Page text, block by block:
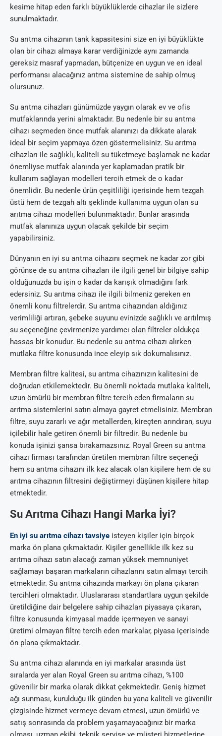
kesime hitap eden farklı büyüklüklerde cihazlar ile sizlere
sunulmaktadır.
Su arıtma cihazının tank kapasitesini size en iyi büyüklükte
olan bir cihazı almaya karar verdiğinizde aynı zamanda
gereksiz masraf yapmadan, bütçenize en uygun ve en ideal
performansı alacağınız arıtma sistemine de sahip olmuş
olursunuz.
Su arıtma cihazları günümüzde yaygın olarak ev ve ofis
mutfaklarında yerini almaktadır. Bu nedenle bir su arıtma
cihazı seçmeden önce mutfak alanınızı da dikkate alarak
ideal bir seçim yapmaya özen göstermelisiniz. Su arıtma
cihazları ile sağlıklı, kaliteli su tüketmeye başlamak ne kadar
önemliyse mutfak alanında yer kaplamadan pratik bir
kullanım sağlayan modelleri tercih etmek de o kadar
önemlidir. Bu nedenle ürün çeşitliliği içerisinde hem tezgah
üstü hem de tezgah altı şeklinde kullanıma uygun olan su
arıtma cihazı modelleri bulunmaktadır. Bunlar arasında
mutfak alanınıza uygun olacak şekilde bir seçim
yapabilirsiniz.
Dünyanın en iyi su arıtma cihazını seçmek ne kadar zor gibi
görünse de su arıtma cihazları ile ilgili genel bir bilgiye sahip
olduğunuzda bu işin o kadar da karışık olmadığını fark
edersiniz. Su arıtma cihazı ile ilgili bilmeniz gereken en
önemli konu filtrelerdir. Su arıtma cihazından aldığınız
verimliliği artıran, şebeke suyunu evinizde sağlıklı ve arıtılmış
su seçeneğine çevirmenize yardımcı olan filtreler oldukça
hassas bir konudur. Bu nedenle su arıtma cihazı alırken
mutlaka filtre konusunda ince eleyip sık dokumalısınız.
Membran filtre kalitesi, su arıtma cihazınızın kalitesini de
doğrudan etkilemektedir. Bu önemli noktada mutlaka kaliteli,
uzun ömürlü bir membran filtre tercih eden firmaların su
arıtma sistemlerini satın almaya gayret etmelisiniz. Membran
filtre, suyu zararlı ve ağır metallerden, kireçten arındıran, suyu
içilebilir hale getiren önemli bir filtredir. Bu nedenle bu
konuda işinizi şansa bırakamazsınız. Royal Green su arıtma
cihazı firması tarafından üretilen membran filtre seçeneği
hem su arıtma cihazını ilk kez alacak olan kişilere hem de su
arıtma cihazının filtresini değiştirmeyi düşünen kişilere hitap
etmektedir.
Su Arıtma Cihazı Hangi Marka İyi?
En iyi su arıtma cihazı tavsiye isteyen kişiler için birçok
marka ön plana çıkmaktadır. Kişiler genellikle ilk kez su
arıtma cihazı satın alacağı zaman yüksek memnuniyet
sağlamayı başaran markaların cihazlarını satın almayı tercih
etmektedir. Su arıtma cihazında markayı ön plana çıkaran
tercihleri olmaktadır. Uluslararası standartlara uygun şekilde
üretildiğine dair belgelere sahip cihazları piyasaya çıkaran,
filtre konusunda kimyasal madde içermeyen ve sanayi
üretimi olmayan filtre tercih eden markalar, piyasa içerisinde
ön plana çıkmaktadır.
Su arıtma cihazı alanında en iyi markalar arasında üst
sıralarda yer alan Royal Green su arıtma cihazı, %100
güvenilir bir marka olarak dikkat çekmektedir. Geniş hizmet
ağı sunması, kurulduğu ilk günden bu yana kaliteli ve güvenilir
çizgisinde hizmet vermeye devam etmesi, uzun ömürlü ve
satış sonrasında da problem yaşamayacağınız bir marka